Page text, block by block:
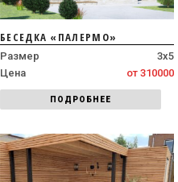
БЕСЕДКА «ПАЛЕРМО»
Размер
3х5
Цена
от 310000
ПОДРОБНЕЕ